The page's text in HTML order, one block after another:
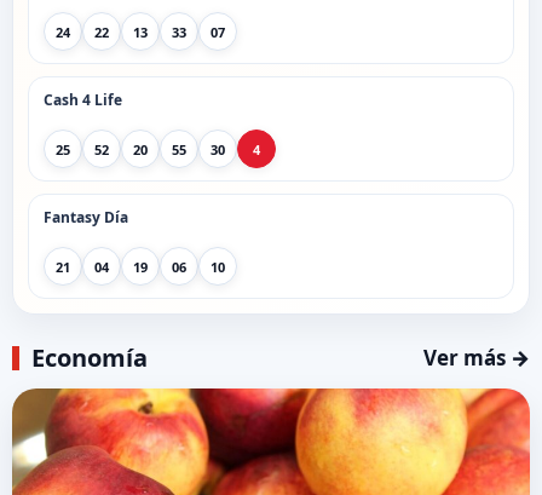
24 22 13 33 07
Cash 4 Life
25 52 20 55 30 4
Fantasy Día
21 04 19 06 10
Economía Ver más →